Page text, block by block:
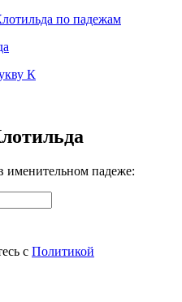
по падежам
К
именительном падеже:
с Политикой